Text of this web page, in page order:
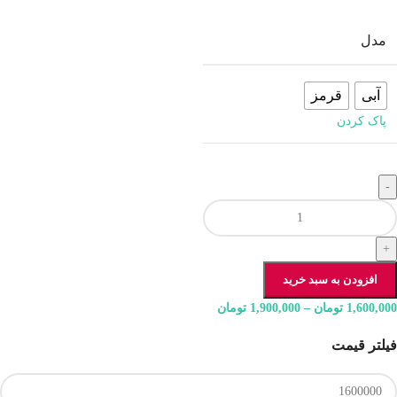
فیلتر قیمت
مدل
آبی قرمز
پاک کردن
-
+
افزودن به سبد خرید
1,600,000 تومان –
1,900,000 تومان